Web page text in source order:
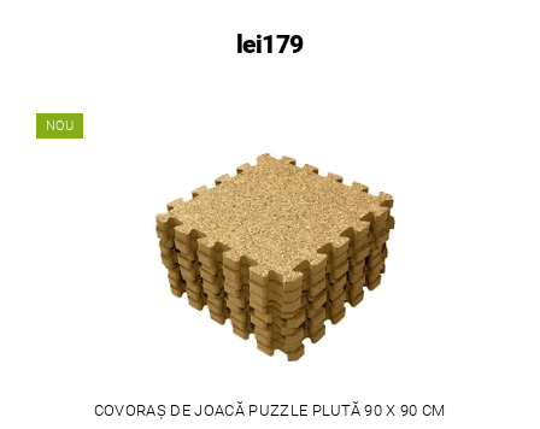
lei179
NOU
COVORAȘ DE JOACĂ PUZZLE PLUTĂ 90 X 90 CM